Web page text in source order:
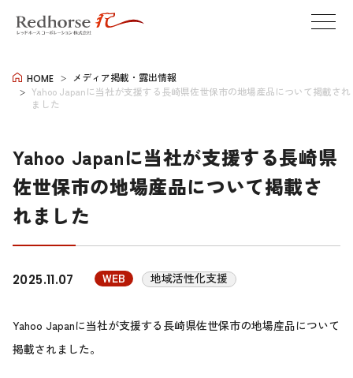
HOME
メディア掲載・露出情報
Yahoo Japanに当社が支援する長崎県佐世保市の地場産品について掲載され
ました
Yahoo Japanに当社が支援する長崎県
佐世保市の地場産品について掲載さ
れました
2025.11.07 WEB 地域活性化支援
Yahoo Japanに当社が支援する長崎県佐世保市の地場産品について
掲載されました。